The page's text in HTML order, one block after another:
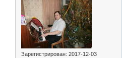
Зарегистрирован: 2017-12-03